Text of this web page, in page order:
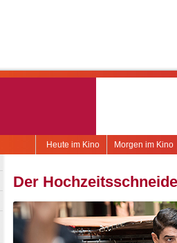
Morgen im Kino
Heute im Kino
Der